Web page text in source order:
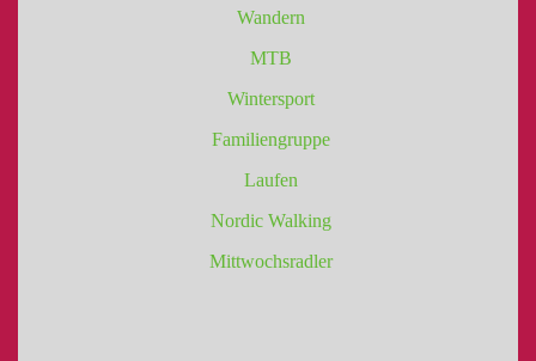
Wandern
MTB
Wintersport
Familiengruppe
Laufen
Nordic Walking
Mittwochsradler